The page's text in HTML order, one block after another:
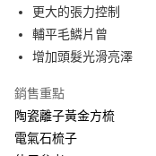
用戶於交易時，得透過本服
買賣價金債權讓與本公司
2.基於同意付款使用「大哥
資料（包含姓名、電話或地
3.完整用戶服務條款，請詳
購買商品的店家。未經商家
後付繳納相關費用。
※ 交易是否成功請以「
是否繳費成功／繳費後需
【注意事項】
１．透過由恩沛科技股份有
易，需依本服務之必要範圍
每筆NT$100，滿
京站台北店客服中心(1F
免運費
更大的張力控制
輔平毛鱗片曾
增加頭髮光滑亮澤
銷售重點
陶瓷離子黃金方梳
電氣石梳子